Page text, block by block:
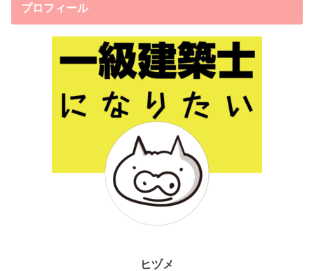
プロフィール
ヒヅメ